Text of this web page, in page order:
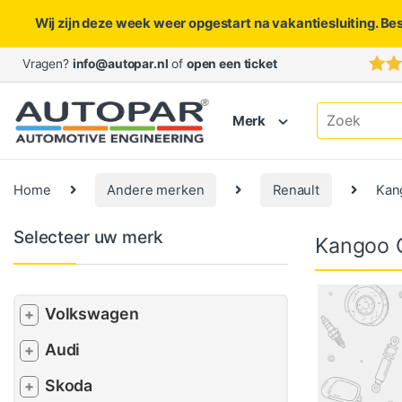
Wij zijn deze week weer opgestart na vakantiesluiting.
Skip to navigation
Skip to content
Vragen? info@autopar.nl of open een ticket
Merk
Search for:
Home Andere merken Renault
Kangoo
Selecteer uw merk
+ Volkswagen
+ Audi
+ Skoda